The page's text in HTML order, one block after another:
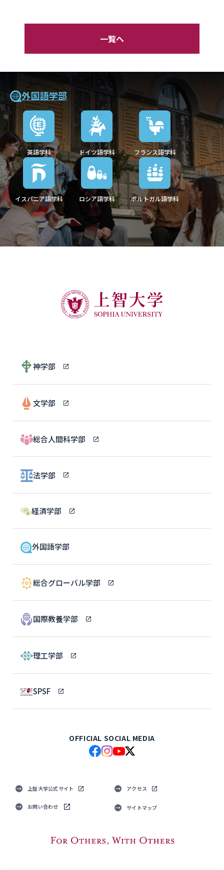
一覧へ
外国語学部
英語学科 ドイツ語学科 フランス語学科
イスパニア語学科 ロシア語学科 ポルトガル語学科
神学部
文学部
総合人間科学部
法学部
経済学部
外国語学部
総合グローバル学部
国際教養学部
理工学部
SPSF
OFFICIAL SOCIAL MEDIA
上智大学公式サイト アクセス
お問い合わせ サイトマップ